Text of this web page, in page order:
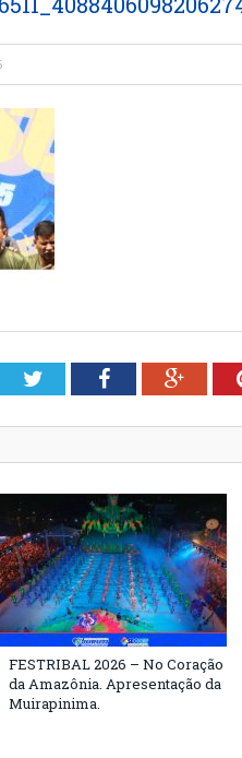
TwitterFacebook
FESTRIBAL 2026 – No Coração
da Amazônia. Apresentação da
Muirapinima.